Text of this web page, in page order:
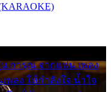
การุณ จากแฟน เพลง
พลง ให้กำลังใจ น้ำใจ